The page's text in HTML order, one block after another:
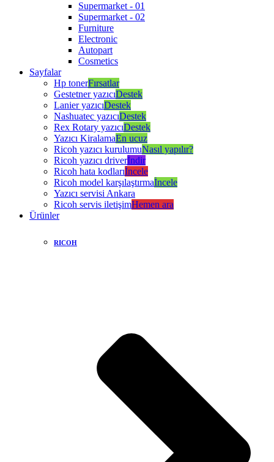
Supermarket - 01
Supermarket - 02
Furniture
Electronic
Autopart
Cosmetics
Sayfalar
Hp tonerFırsatlar
Gestetner yazıcıDestek
Lanier yazıcıDestek
Nashuatec yazıcıDestek
Rex Rotary yazıcıDestek
Yazıcı KiralamaEn ucuz
Ricoh yazıcı kurulumuNasıl yapılır?
Ricoh yazıcı driverİndir
Ricoh hata kodlarıİncele
Ricoh model karşılaştırmaİncele
Yazıcı servisi Ankara
Ricoh servis iletişimHemen ara
Ürünler
RICOH